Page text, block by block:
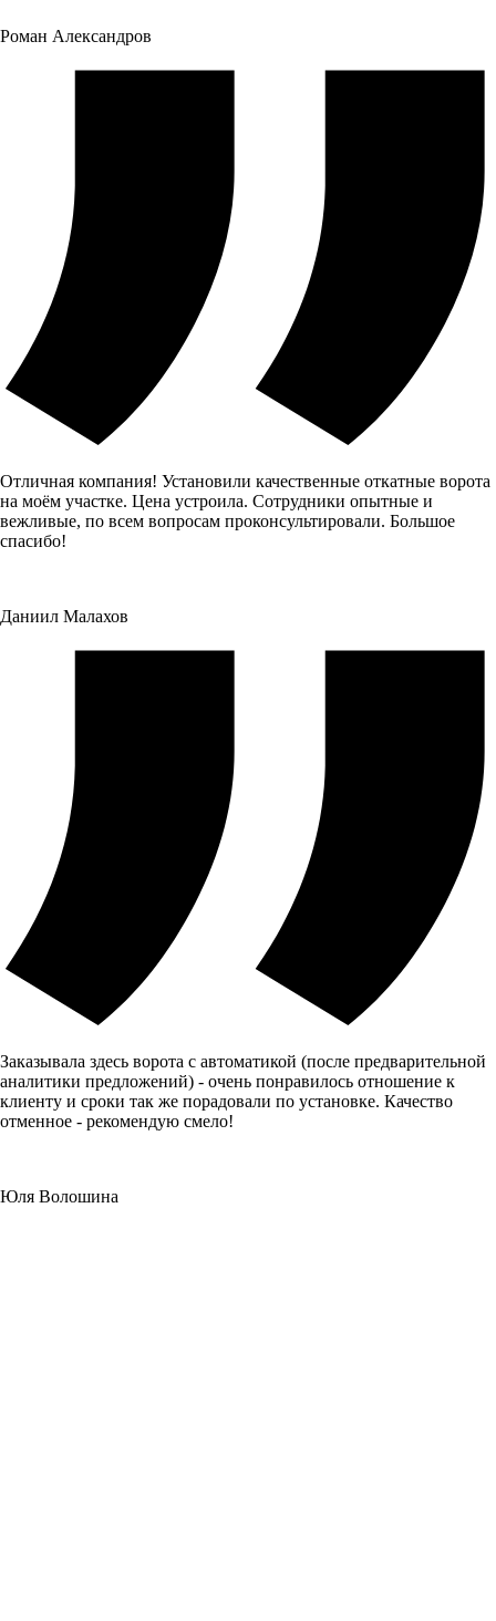
Роман Александров
Отличная компания! Установили качественные откатные ворота
на моём участке. Цена устроила. Сотрудники опытные и
вежливые, по всем вопросам проконсультировали. Большое
спасибо!
Даниил Малахов
Заказывала здесь ворота с автоматикой (после предварительной
аналитики предложений) - очень понравилось отношение к
клиенту и сроки так же порадовали по установке. Качество
отменное - рекомендую смело!
Юля Волошина